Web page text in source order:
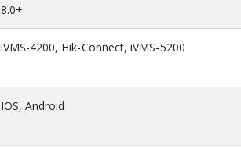
8.0+
iVMS-4200, Hik-Connect, iVMS-5200
IOS, Android